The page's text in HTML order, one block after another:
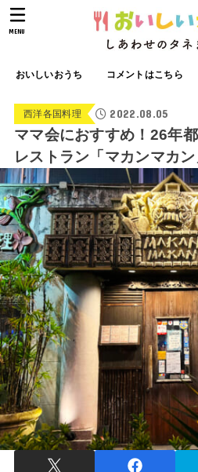
おいしいおうち コメントはこちら
MENU
西洋各国料理 2022.08.05
ママ会におすすめ！26年
レストラン「マカンマカン